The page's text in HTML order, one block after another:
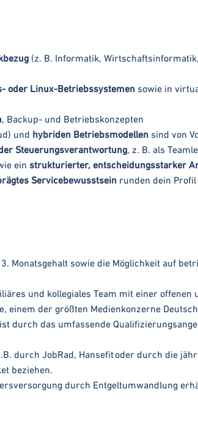
(z. B. Informatik,
oder Linux-Betriebssystemen sowie in
, Backup- und Betriebskonzepten
und hybriden Betriebsmodellen sind von
Steuerungsverantwortung, z. B. als
ein strukturierter, entscheidungsstarker
Servicebewusstsein runden dein Profil
Monatsgehalt sowie die Möglichkeit auf
und kollegiales Team mit einer
einem der größten Medienkonzerne
durch das umfassende
durch JobRad, Hansefit oder durch die
beziehen.
durch Entgeltumwandlung